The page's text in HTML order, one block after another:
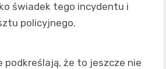
świadek tego incydentu i
policyjnego.
podkreślają, że to jeszcze nie